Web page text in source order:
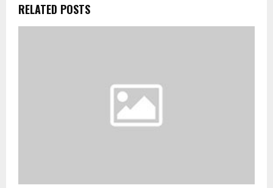
RELATED POSTS